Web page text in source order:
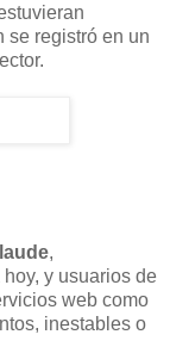
se registró en un
,
y usuarios de
web como
inestables o